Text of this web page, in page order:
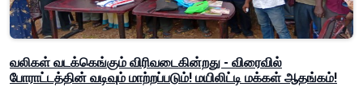
வலிகள் வடக்கெங்கும் விரிவடைகின்றது - விரைவில்
போராட்டத்தின் வடிவும் மாற்றப்படும்! மயிலிட்டி மக்கள் ஆதங்கம்!